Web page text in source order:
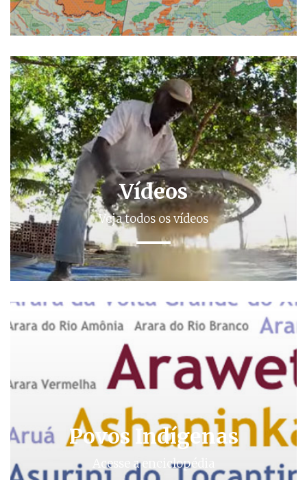
Vídeos
Veja todos os vídeos
Povos Indígenas
Acesse a enciclopédia